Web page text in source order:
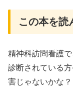
この本を読
精神科訪問看護
診断されている
害じゃないかな